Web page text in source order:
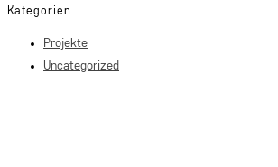
Kategorien
Projekte
Uncategorized